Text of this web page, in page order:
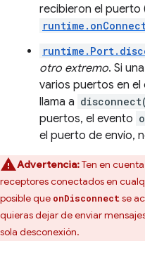
recibieron el puerto
otro extremo. Si
varios puertos en
llama a
puertos, el evento
el puerto de envío,
Advertencia:Ten en
receptores conectados en
posible que onDisconnect se
quieras dejar de enviar
sola desconexión.